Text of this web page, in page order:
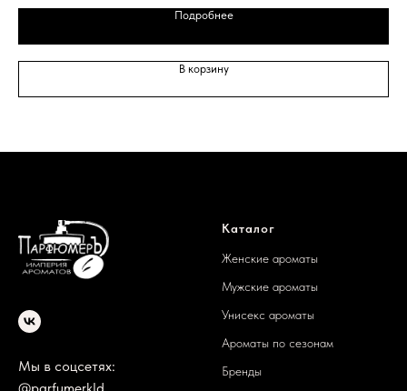
Подробнее
В корзину
Мы в соцсетях:
@parfumerkld
Каталог
Женские ароматы
Мужские ароматы
Унисекс ароматы
Ароматы по сезонам
Бренды